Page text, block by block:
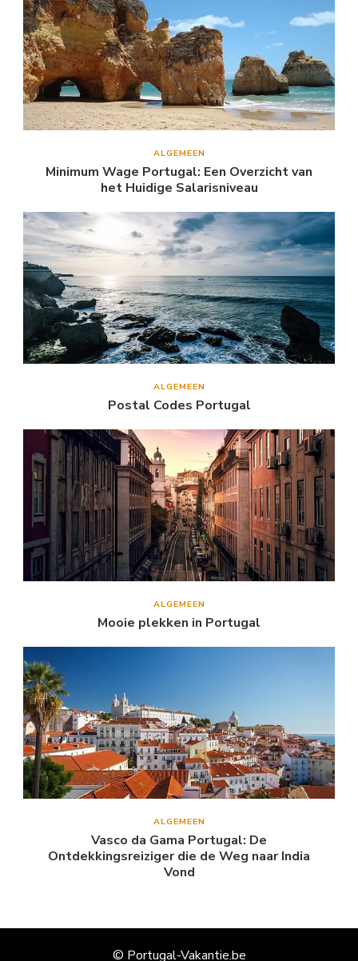
ALGEMEEN
Minimum Wage Portugal: Een Overzicht van
het Huidige Salarisniveau
ALGEMEEN
Postal Codes Portugal
ALGEMEEN
Mooie plekken in Portugal
ALGEMEEN
Vasco da Gama Portugal: De
Ontdekkingsreiziger die de Weg naar India
Vond
© Portugal-Vakantie.be